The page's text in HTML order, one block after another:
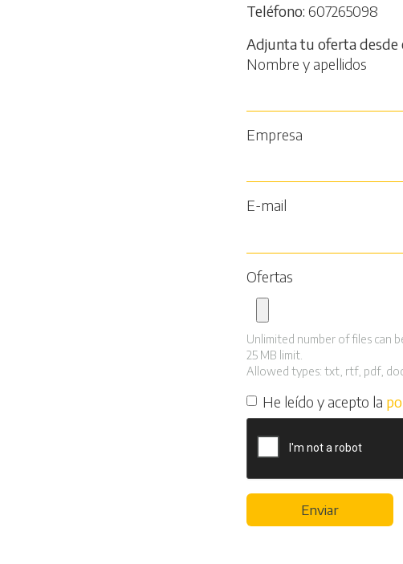
Teléfono 607265098
Adjunta tu oferta desde
Nombre y apellidos
Empresa
E-mail
Ofertas
Unlimited number of files can
25 MB limit.
Allowed types: txt, rtf, pdf,
He leído y acepto la
Enviar